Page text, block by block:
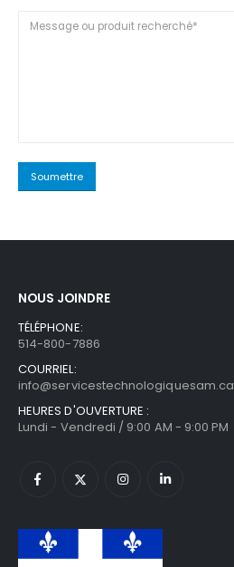
NOUS JOINDRE
TÉLÉPHONE:
514-800-7886
COURRIEL:
info@servicestechnologiquesam.ca
HEURES D'OUVERTURE :
Lundi - Vendredi / 9:00 AM - 9:00 PM